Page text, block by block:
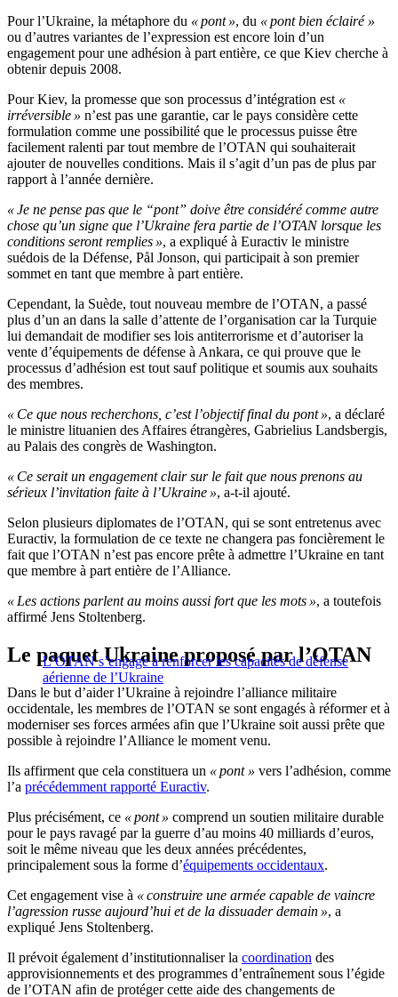
Pour l’Ukraine, la métaphore du « pont », du « pont bien éclairé »
ou d’autres variantes de l’expression est encore loin d’un
engagement pour une adhésion à part entière, ce que Kiev cherche à
obtenir depuis 2008.
Pour Kiev, la promesse que son processus d’intégration est «
irréversible » n’est pas une garantie, car le pays considère cette
formulation comme une possibilité que le processus puisse être
facilement ralenti par tout membre de l’OTAN qui souhaiterait
ajouter de nouvelles conditions. Mais il s’agit d’un pas de plus par
rapport à l’année dernière.
« Je ne pense pas que le “pont” doive être considéré comme autre
chose qu’un signe que l’Ukraine fera partie de l’OTAN lorsque les
conditions seront remplies », a expliqué à Euractiv le ministre
suédois de la Défense, Pål Jonson, qui participait à son premier
sommet en tant que membre à part entière.
Cependant, la Suède, tout nouveau membre de l’OTAN, a passé
plus d’un an dans la salle d’attente de l’organisation car la Turquie
lui demandait de modifier ses lois antiterrorisme et d’autoriser la
vente d’équipements de défense à Ankara, ce qui prouve que le
processus d’adhésion est tout sauf politique et soumis aux souhaits
des membres.
« Ce que nous recherchons, c’est l’objectif final du pont », a déclaré
le ministre lituanien des Affaires étrangères, Gabrielius Landsbergis,
au Palais des congrès de Washington.
« Ce serait un engagement clair sur le fait que nous prenons au
sérieux l’invitation faite à l’Ukraine », a-t-il ajouté.
Selon plusieurs diplomates de l’OTAN, qui se sont entretenus avec
Euractiv, la formulation de ce texte ne changera pas foncièrement le
fait que l’OTAN n’est pas encore prête à admettre l’Ukraine en tant
que membre à part entière de l’Alliance.
« Les actions parlent au moins aussi fort que les mots », a toutefois
affirmé Jens Stoltenberg.
L’OTAN s’engage à renforcer les capacités de défense
aérienne de l’Ukraine
Le paquet Ukraine proposé par l’OTAN
Dans le but d’aider l’Ukraine à rejoindre l’alliance militaire
occidentale, les membres de l’OTAN se sont engagés à réformer et à
moderniser ses forces armées afin que l’Ukraine soit aussi prête que
possible à rejoindre l’Alliance le moment venu.
Ils affirment que cela constituera un « pont » vers l’adhésion, comme
l’a précédemment rapporté Euractiv.
Plus précisément, ce « pont » comprend un soutien militaire durable
pour le pays ravagé par la guerre d’au moins 40 milliards d’euros,
soit le même niveau que les deux années précédentes,
principalement sous la forme d’équipements occidentaux.
Cet engagement vise à « construire une armée capable de vaincre
l’agression russe aujourd’hui et de la dissuader demain », a
expliqué Jens Stoltenberg.
Il prévoit également d’institutionnaliser la coordination des
approvisionnements et des programmes d’entraînement sous l’égide
de l’OTAN afin de protéger cette aide des changements de